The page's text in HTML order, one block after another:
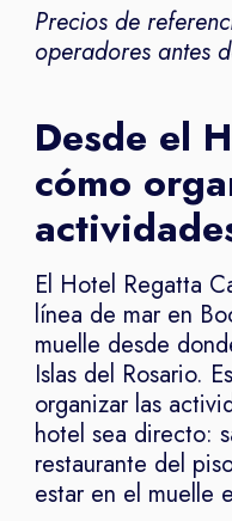
Precios de
operadores antes
Desde el
cómo
El Hotel Regatta
línea de mar en
muelle desde
Islas del Rosario.
organizar las
hotel sea directo:
restaurante del
estar en el muelle